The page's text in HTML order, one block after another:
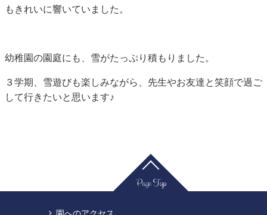
もきれいに響いていました。
幼稚園の園庭にも、雪がたっぷり積もりました。
３学期、雪遊びも楽しみながら、先生やお友達と笑顔で過ご
して行きたいと思います♪
Page Top